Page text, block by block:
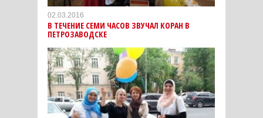
02.03.2016
В ТЕЧЕНИЕ СЕМИ ЧАСОВ ЗВУЧАЛ КОРАН В
ПЕТРОЗАВОДСКЕ